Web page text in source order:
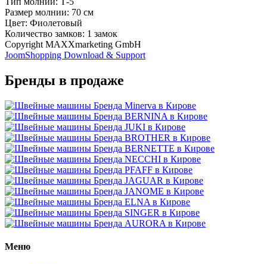
Размер молнии: 70 см
Цвет: Фиолетовый
Количество замков: 1 замок
Copyright MAXXmarketing GmbH
JoomShopping Download & Support
Бренды в продаже
Меню